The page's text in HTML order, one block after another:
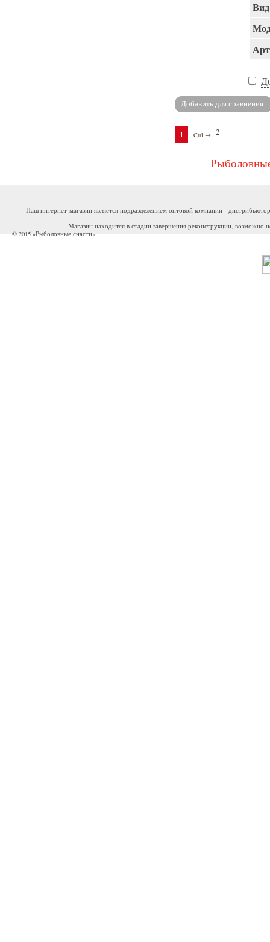
Вид
1 2
Ctrl →
- Наш интернет-магазин является подразделением оптовой компании -
-Магазин находится в стадии завершения реконструкции, возможно
© 2015 «Рыболовные снасти»